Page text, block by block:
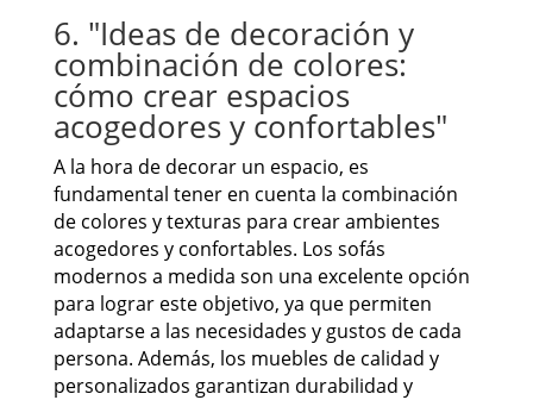
6. "Ideas de decoración y
combinación de colores:
cómo crear espacios
acogedores y confortables"
A la hora de decorar un espacio, es
fundamental tener en cuenta la combinación
de colores y texturas para crear ambientes
acogedores y confortables. Los sofás
modernos a medida son una excelente opción
para lograr este objetivo, ya que permiten
adaptarse a las necesidades y gustos de cada
persona. Además, los muebles de calidad y
personalizados garantizan durabilidad y